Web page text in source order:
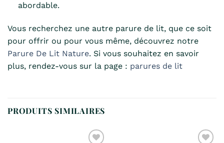
abordable.
Vous recherchez une autre parure de lit, que ce soit
pour offrir ou pour vous même, découvrez notre
Parure De Lit Nature. Si vous souhaitez en savoir
plus, rendez-vous sur la page : parures de lit
PRODUITS SIMILAIRES